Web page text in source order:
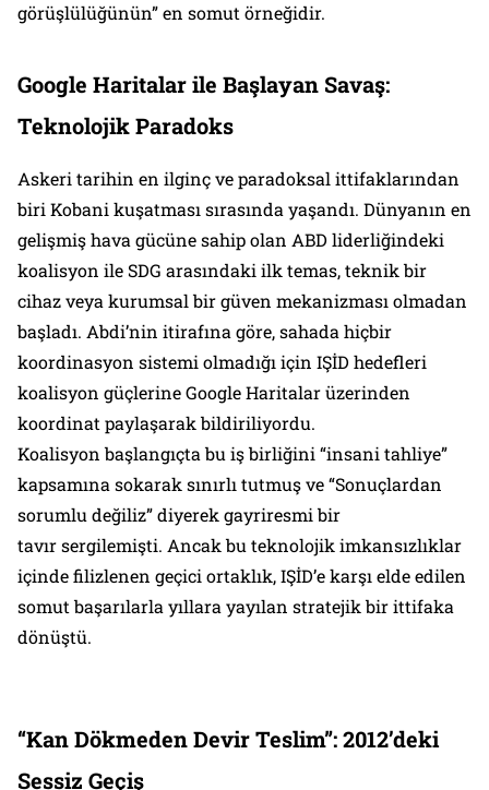
görüşlülüğünün” en somut örneğidir.
Google Haritalar ile Başlayan Savaş:
Teknolojik Paradoks
Askeri tarihin en ilginç ve paradoksal ittifaklarından
biri Kobani kuşatması sırasında yaşandı. Dünyanın en
gelişmiş hava gücüne sahip olan ABD liderliğindeki
koalisyon ile SDG arasındaki ilk temas, teknik bir
cihaz veya kurumsal bir güven mekanizması olmadan
başladı. Abdi’nin itirafına göre, sahada hiçbir
koordinasyon sistemi olmadığı için IŞİD hedefleri
koalisyon güçlerine Google Haritalar üzerinden
koordinat paylaşarak bildiriliyordu.
Koalisyon başlangıçta bu iş birliğini “insani tahliye”
kapsamına sokarak sınırlı tutmuş ve “Sonuçlardan
sorumlu değiliz” diyerek gayriresmi bir
tavır sergilemişti. Ancak bu teknolojik imkansızlıklar
içinde filizlenen geçici ortaklık, IŞİD’e karşı elde edilen
somut başarılarla yıllara yayılan stratejik bir ittifaka
dönüştü.
“Kan Dökmeden Devir Teslim”: 2012’deki
Sessiz Geçiş